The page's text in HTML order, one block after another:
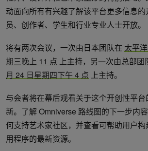
动面向所有有兴趣了解该平台更多信息
员、创作者、学生和行业专业人士开放。
将有两次会议，一次由日本团队在 太平
期三晚上 11 点 上主持，另一次由总部团
月 24 日星期四下午 4 点 上主持。
与会者将在幕后观看关于这个开创性平
新。了解 Omniverse 路线图的下一步内
何支持艺术家社区，并查看可帮助用户
用程序的最新资源。